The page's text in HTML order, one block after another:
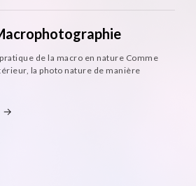
de la macro en nature Comme
la photo nature de manière